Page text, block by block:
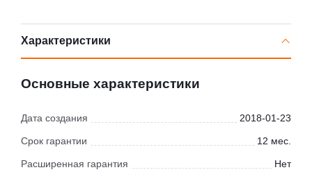
Характеристики
Основные характеристики
Дата создания 2018-01-23
Срок гарантии 12 мес.
Расширенная гарантия Нет